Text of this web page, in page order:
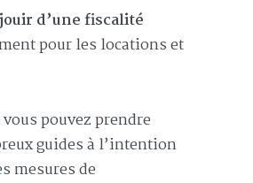
d’une fiscalité
pour les locations et
pouvez prendre
guides à l’intention
mesures de